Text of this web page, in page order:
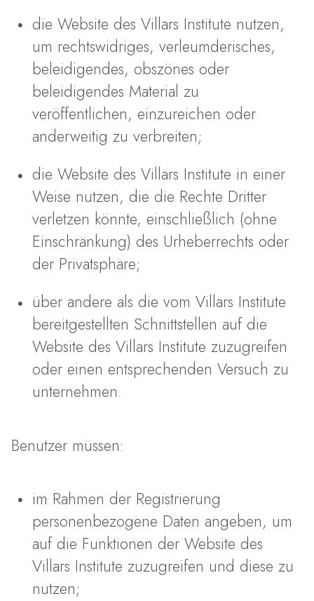
die Website des Villars Institute nutzen,
um rechtswidriges, verleumderisches,
beleidigendes, obszönes oder
beleidigendes Material zu
veröffentlichen, einzureichen oder
anderweitig zu verbreiten;
die Website des Villars Institute in einer
Weise nutzen, die die Rechte Dritter
verletzen könnte, einschließlich (ohne
Einschränkung) des Urheberrechts oder
der Privatsphäre;
über andere als die vom Villars Institute
bereitgestellten Schnittstellen auf die
Website des Villars Institute zuzugreifen
oder einen entsprechenden Versuch zu
unternehmen.
Benutzer müssen:
im Rahmen der Registrierung
personenbezogene Daten angeben, um
auf die Funktionen der Website des
Villars Institute zuzugreifen und diese zu
nutzen;